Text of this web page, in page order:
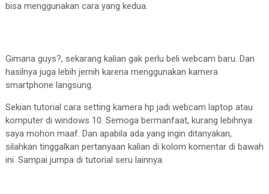
bisa menggunakan cara yang kedua.
Gimana guys?, sekarang kalian gak perlu beli webcam baru. Dan
hasilnya juga lebih jernih karena menggunakan kamera
smartphone langsung.
Sekian tutorial cara setting kamera hp jadi webcam laptop atau
komputer di windows 10. Semoga bermanfaat, kurang lebihnya
saya mohon maaf. Dan apabila ada yang ingin ditanyakan,
silahkan tinggalkan pertanyaan kalian di kolom komentar di bawah
ini. Sampai jumpa di tutorial seru lainnya.